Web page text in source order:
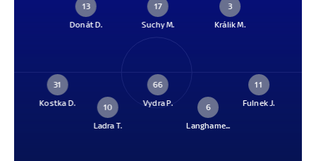
13
Donát D.
17
Suchy M.
3
Králik M.
31
Kostka D.
10
Ladra T.
66
Vydra P.
6
Langhame...
11
Fulnek J.